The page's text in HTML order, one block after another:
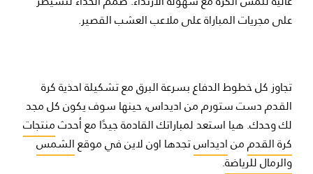
على مجريات المباراة على ملاعب العشب القصير.
تجاوز كل خطوط الدفاع بسرعة البرق مع تشكيلة احذية كرة
القدم دست ستورم من اديداس، حينها سوف يكون كل مجد
لك وحدك. هيا استعد لمباراتك القادمة جيدًا مع أحدثمنتجات
كرة القدممناديداستجدها اون لاين في موقعالشمس
والرمال للرياضة.